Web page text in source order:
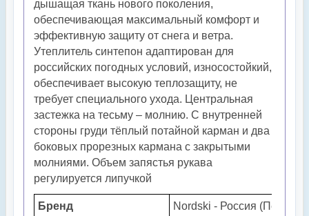
дышащая ткань нового поколения,
обеспечивающая максимальный комфорт и
эффективную защиту от снега и ветра.
Утеплитель синтепон адаптирован для
российских погодных условий, износостойкий,
обеспечивает высокую теплозащиту, не
требует специального ухода. Центральная
застежка на тесьму – молнию. С внутренней
стороны груди тёплый потайной карман и два
боковых прорезных кармана с закрытыми
молниями. Объем запястья рукава
регулируется липучкой
Бренд Nordski - Россия (Пенза)